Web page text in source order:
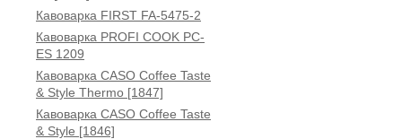
Кавоварка FIRST FA-5475-2
Кавоварка PROFI COOK PC-
ES 1209
Кавоварка CASO Coffee Taste
& Style Thermo [1847]
Кавоварка CASO Coffee Taste
& Style [1846]